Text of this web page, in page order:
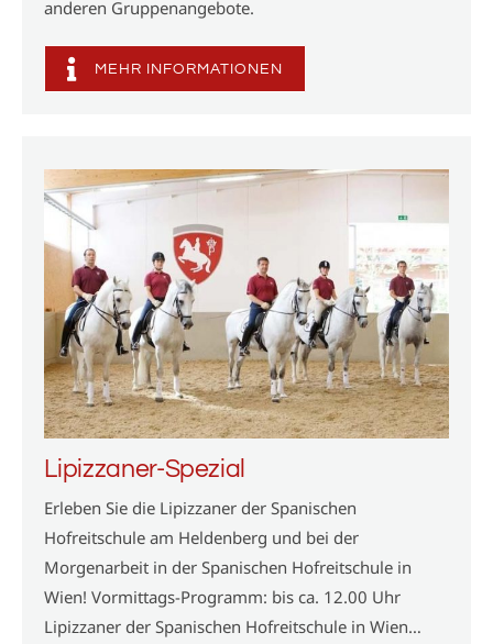
anderen Gruppenangebote.
MEHR INFORMATIONEN
Lipizzaner-Spezial
Erleben Sie die Lipizzaner der Spanischen
Hofreitschule am Heldenberg und bei der
Morgenarbeit in der Spanischen Hofreitschule in
Wien! Vormittags-Programm: bis ca. 12.00 Uhr
Lipizzaner der Spanischen Hofreitschule in Wien…